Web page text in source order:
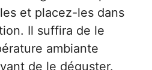
et placez-les dans
Il suffira de le
ambiante
de le déguster.